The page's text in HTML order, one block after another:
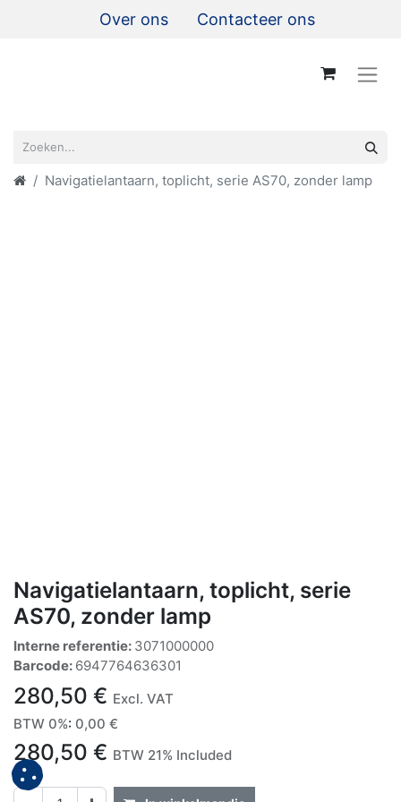
Over ons Contacteer ons
Navigatielantaarn, toplicht, serie AS70, zonder lamp
Navigatielantaarn, toplicht, serie
AS70, zonder lamp
Interne referentie: 3071000000
Barcode: 6947764636301
280,50 € Excl. VAT
BTW 0%: 0,00 €
280,50 € BTW 21% Included